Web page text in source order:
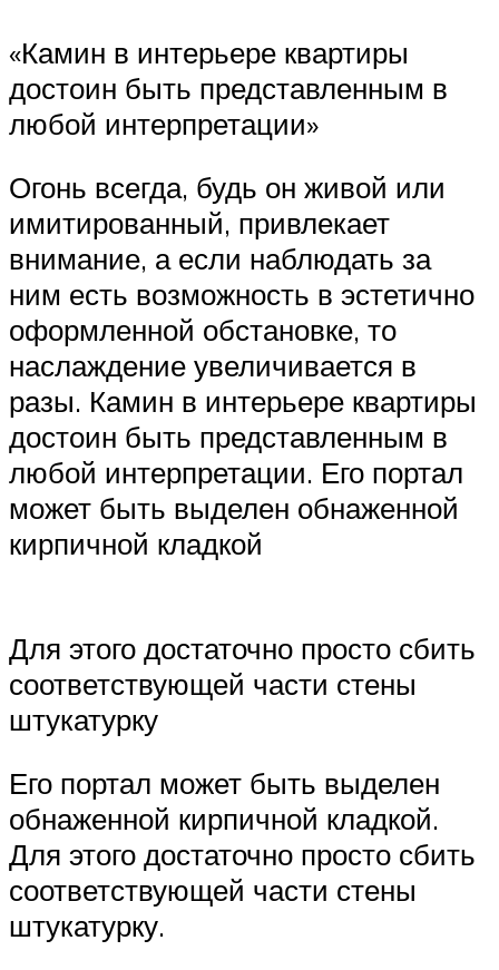
«Камин в интерьере квартиры
достоин быть представленным в
любой интерпретации»
Огонь всегда, будь он живой или
имитированный, привлекает
внимание, а если наблюдать за
ним есть возможность в эстетично
оформленной обстановке, то
наслаждение увеличивается в
разы. Камин в интерьере квартиры
достоин быть представленным в
любой интерпретации. Его портал
может быть выделен обнаженной
кирпичной кладкой
Для этого достаточно просто сбить
соответствующей части стены
штукатурку
Его портал может быть выделен
обнаженной кирпичной кладкой.
Для этого достаточно просто сбить
соответствующей части стены
штукатурку.